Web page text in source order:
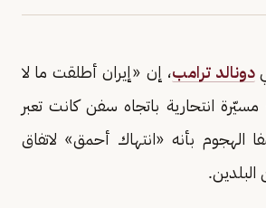
دونالد ترامب، إن «إيران أطلقت ما لا
الهجوم بأنه «انتهاك أحمق» لاتفاق
البلدين.